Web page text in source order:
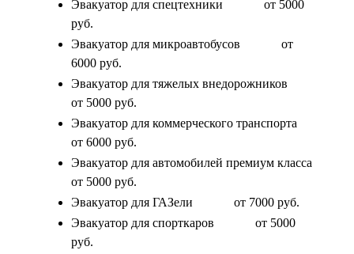
Эвакуатор для спецтехники
от 5000
руб.
Эвакуатор для микроавтобусов
от
6000 руб.
Эвакуатор для тяжелых внедорожников
от 5000 руб.
Эвакуатор для коммерческого транспорта
от 6000 руб.
Эвакуатор для автомобилей премиум класса
от 5000 руб.
Эвакуатор для ГАЗели
от 7000 руб.
Эвакуатор для спорткаров
от 5000
руб.